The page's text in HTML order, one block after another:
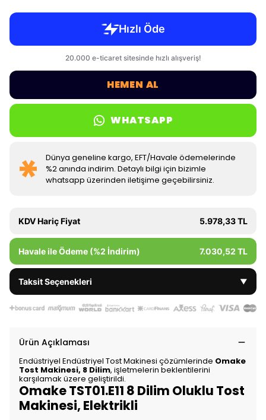
HEMEN AL
WHATSAPP
Dünya geneline kargo, EFT/Havale ödemelerinde
%2 anında indirim. Detaylı bilgi için bizimle
whatsapp üzerinden iletişime geçebilirsiniz.
KDV Hariç Fiyat 5.978,33 TL
Havale ile Ödeme (%2 İndirim) 7.030,52 TL
Taksit Seçenekleri ▼
Ürün Açıklaması
Endüstriyel Endüstriyel Tost Makinesi çözümlerinde Omake
Tost Makinesi, 8 Dilim, işletmelerin beklentilerini
karşılamak üzere geliştirildi.
Omake TST01.E11 8 Dilim Oluklu Tost
Makinesi, Elektrikli